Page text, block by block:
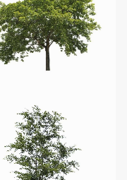
無料ダウンロード